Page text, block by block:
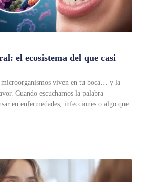
el ecosistema del que casi
microorganismos viven en tu boca… y la
Cuando escuchamos la palabra
en enfermedades, infecciones o algo que